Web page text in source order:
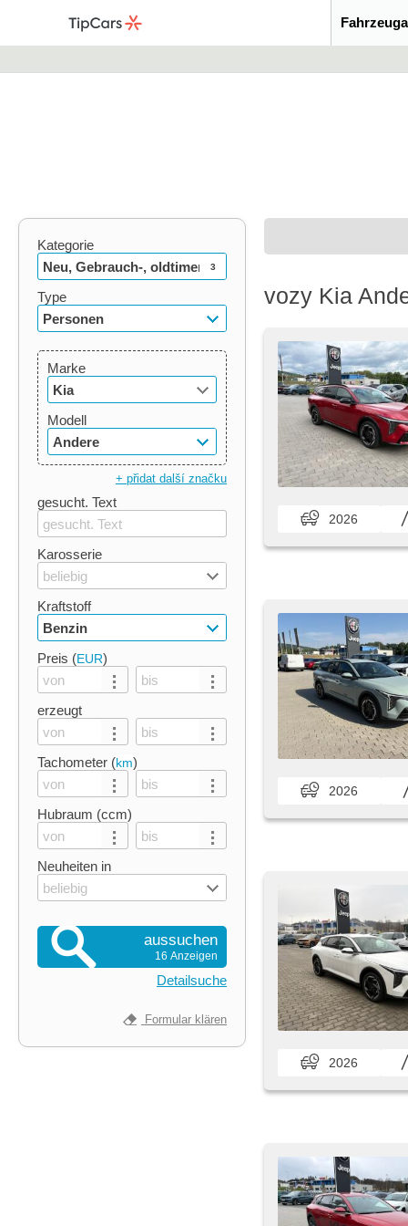
Kategorie
Neu, Gebrauch-, oldtimer
3
Type
Personen
Marke
Kia
Modell
Andere
+ přidat další značku
gesucht. Text
Karosserie
beliebig
Kraftstoff
Benzin
Preis (EUR)
erzeugt
Tachometer (km)
Hubraum (ccm)
Neuheiten in
beliebig
aussuchen
16 Anzeigen
Detailsuche
Formular klären
vozy Kia
2026
2026
2026